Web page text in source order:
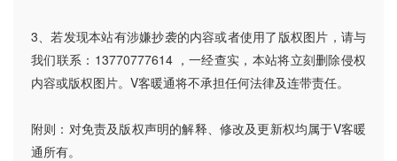
3、若发现本站有涉嫌抄袭的内容或者使用了版权图片，请与
我们联系：13770777614 ，一经查实，本站将立刻删除侵权
内容或版权图片。V客暖通将不承担任何法律及连带责任。
附则：对免责及版权声明的解释、修改及更新权均属于V客暖
通所有。